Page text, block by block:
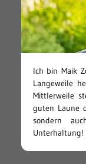
Ich bin Maik
Langeweile